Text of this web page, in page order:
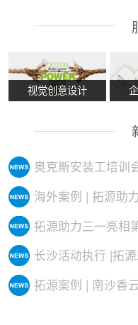
视觉创意设计
奥克斯安装工培训
拓源助力三一亮相
拓源案例 | 南沙香